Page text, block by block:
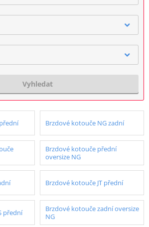
Vyhledat
Brzdové kotouče NG zadní
Brzdové kotouče přední
oversize NG
Brzdové kotouče JT přední
přední
Brzdové kotouče zadní oversize
NG